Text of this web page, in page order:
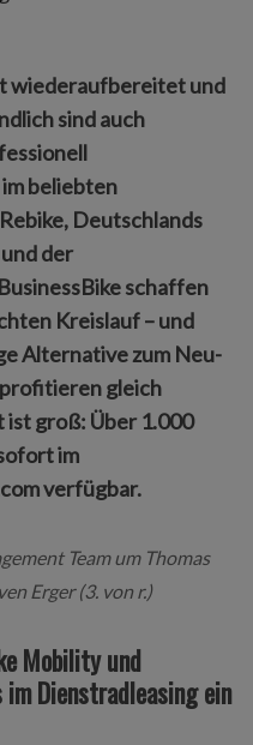
wiederaufbereitet und
sind auch
beliebten
Deutschlands
der
schaffen
Kreislauf – und
Alternative zum Neu-
gleich
ist groß: Über 1.000
im
verfügbar.
Team um Thomas
Erger (3. von r.)
Mobility und
im Dienstradleasing ein